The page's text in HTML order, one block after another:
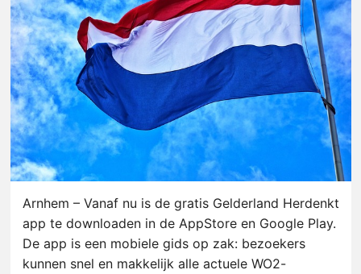
Arnhem – Vanaf nu is de gratis Gelderland Herdenkt
app te downloaden in de AppStore en Google Play.
De app is een mobiele gids op zak: bezoekers
kunnen snel en makkelijk alle actuele WO2-